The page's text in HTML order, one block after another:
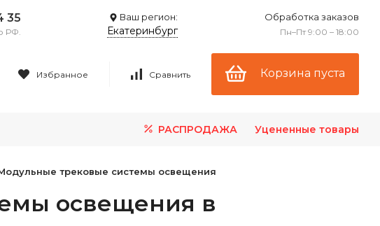
35
РФ.
Ваш регион:
Екатеринбург
Обработка заказов
Пн–Пт 9:00 – 18:00
Избранное Сравнить Корзина пуста
РАСПРОДАЖА Уцененные товары
трековые системы освещения
освещения в